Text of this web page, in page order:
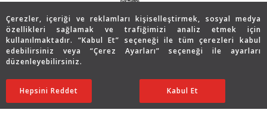
Çerezler, içeriği ve reklamları kişiselleştirmek, sosyal medya
özellikleri sağlamak ve trafiğimizi analiz etmek için
kullanılmaktadır. “Kabul Et” seçeneği ile tüm çerezleri kabul
edebilirsiniz veya “Çerez Ayarları” seçeneği ile ayarları
düzenleyebilirsiniz.
Ayarları Düzenle
Hepsini Reddet Kabul Et
97.304 TL
77.870 TL
73.977 TL SATIN ALIN
Copyright © 2026 Assos Pırlanta - Bu sitenin tüm hakları